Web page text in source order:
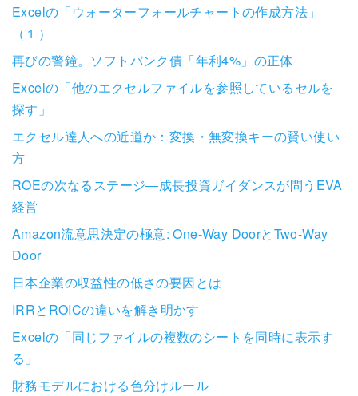
Excelの「ウォーターフォールチャートの作成方法」
（１）
再びの警鐘。ソフトバンク債「年利4%」の正体
Excelの「他のエクセルファイルを参照しているセルを
探す」
エクセル達人への近道か：変換・無変換キーの賢い使い
方
ROEの次なるステージ―成長投資ガイダンスが問うEVA
経営
Amazon流意思決定の極意: One-Way DoorとTwo-Way
Door
日本企業の収益性の低さの要因とは
IRRとROICの違いを解き明かす
Excelの「同じファイルの複数のシートを同時に表示す
る」
財務モデルにおける色分けルール